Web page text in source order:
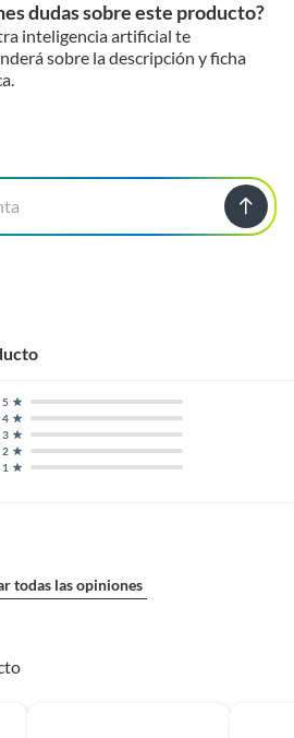
dudas sobre este producto?
inteligencia artificial te
sobre la descripción y ficha
1
2
3
4
5
todas las opiniones